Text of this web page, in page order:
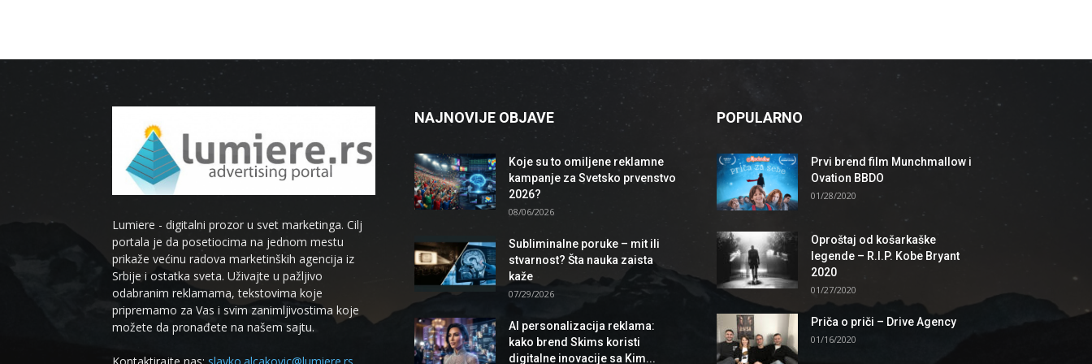
Lumiere - digitalni prozor u svet marketinga. Cilj
portala je da posetiocima na jednom mestu
prikaže većinu radova marketinških agencija iz
Srbije i ostatka sveta. Uživajte u pažljivo
odabranim reklamama, tekstovima koje
pripremamo za Vas i svim zanimljivostima koje
možete da pronađete na našem sajtu.
NAJNOVIJE OBJAVE
Koje su to omiljene reklamne
kampanje za Svetsko prvenstvo
2026?
08/06/2026
Subliminalne poruke – mit ili
stvarnost? Šta nauka zaista
kaže
07/29/2026
AI personalizacija reklama:
kako brend Skims koristi
digitalne inovacije sa Kim...
POPULARNO
Prvi brend film Munchmallow i
Ovation BBDO
01/28/2020
Oproštaj od košarkaške
legende – R.I.P. Kobe Bryant
2020
01/27/2020
Priča o priči – Drive Agency
01/16/2020